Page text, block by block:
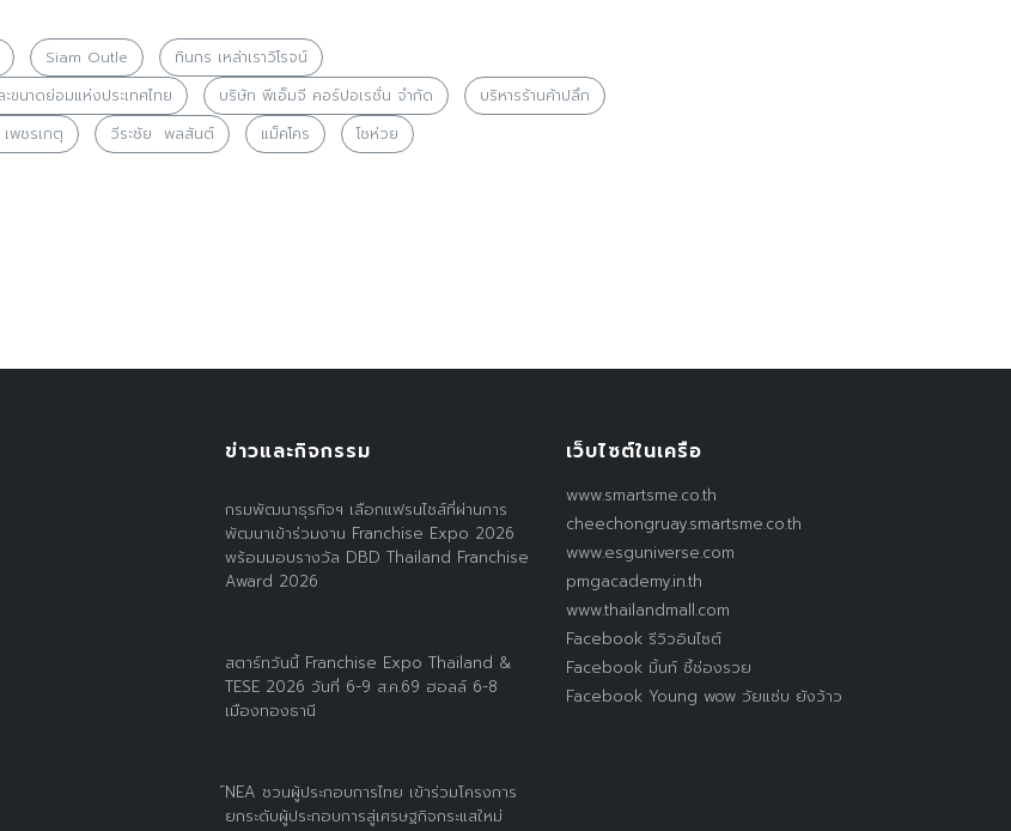
Siam Outle
ทินกร เหล่าเราวิโรจน์
ขนาดย่อมแห่งประเทศไทย
บริษัท พีเอ็มจี คอร์ปอเรชั่น จำกัด
บริหารร้านค้าปลึก
พชรเกตุ วีระชัย พลสันต์ แม็คโคร โชห่วย
ข่าวและกิจกรรม
กรมพัฒนาธุรกิจฯ เลือกแฟรนไชส์ที่ผ่านการ
พัฒนาเข้าร่วมงาน Franchise Expo 2026
พร้อมมอบรางวัล DBD Thailand Franchise
Award 2026
สตาร์ทวันนี้ Franchise Expo Thailand &
TESE 2026 วันที่ 6-9 ส.ค.69 ฮอลล์ 6-8
เมืองทองธานี
์NEA ชวนผู้ประกอบการไทย เข้าร่วมโครงการ
ยกระดับผู้ประกอบการสู่เศรษฐกิจกระแสใหม่
เว็บไซต์ในเครือ
www.smartsme.co.th
cheechongruay.smartsme.co.th
www.esguniverse.com
pmgacademy.in.th
www.thailandmall.com
Facebook รีวิวอินไซต์
Facebook มิ้นท์ ชี้ช่องรวย
Facebook Young wow วัยแซ่บ ยังว้าว